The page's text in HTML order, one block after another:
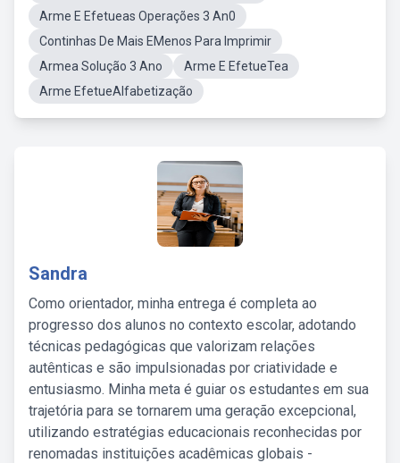
Arme E Efetueas Operações 3 An0
Continhas De Mais EMenos Para Imprimir
Armea Solução 3 Ano
Arme E EfetueTea
Arme EfetueAlfabetização
Sandra
Como orientador, minha entrega é completa ao
progresso dos alunos no contexto escolar, adotando
técnicas pedagógicas que valorizam relações
autênticas e são impulsionadas por criatividade e
entusiasmo. Minha meta é guiar os estudantes em sua
trajetória para se tornarem uma geração excepcional,
utilizando estratégias educacionais reconhecidas por
renomadas instituições acadêmicas globais -